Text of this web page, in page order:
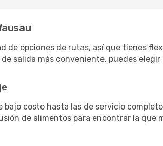
de opciones de rutas, así que tienes
salida más conveniente, puedes
bajo costo hasta las de servicio
de alimentos para encontrar la que